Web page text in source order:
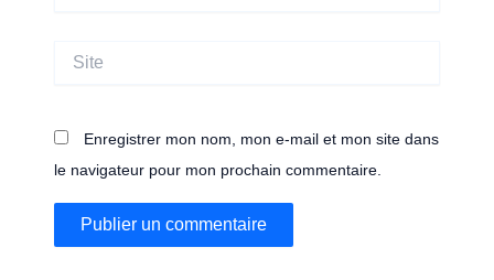
Site
Enregistrer mon nom, mon e-mail et mon site dans
le navigateur pour mon prochain commentaire.